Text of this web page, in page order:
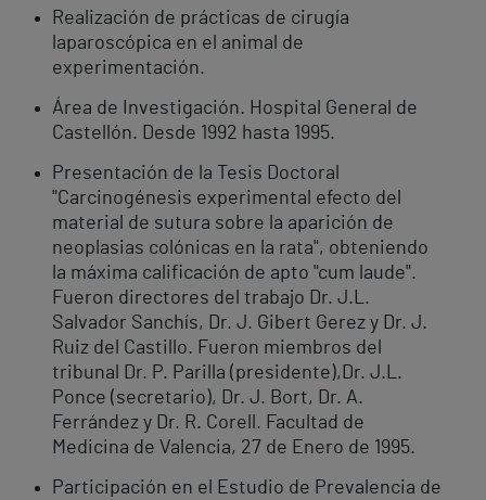
Realización de prácticas de cirugía
laparoscópica en el animal de
experimentación.
Área de Investigación. Hospital General de
Castellón. Desde 1992 hasta 1995.
Presentación de la Tesis Doctoral
"Carcinogénesis experimental efecto del
material de sutura sobre la aparición de
neoplasias colónicas en la rata", obteniendo
la máxima calificación de apto "cum laude".
Fueron directores del trabajo Dr. J.L.
Salvador Sanchís, Dr. J. Gibert Gerez y Dr. J.
Ruiz del Castillo. Fueron miembros del
tribunal Dr. P. Parilla (presidente),Dr. J.L.
Ponce (secretario), Dr. J. Bort, Dr. A.
Ferrández y Dr. R. Corell. Facultad de
Medicina de Valencia, 27 de Enero de 1995.
Participación en el Estudio de Prevalencia de